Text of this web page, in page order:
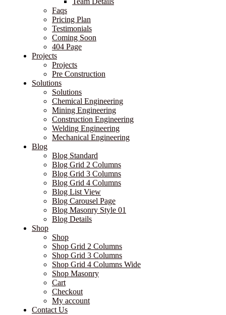
Faqs
Pricing Plan
Testimonials
Coming Soon
404 Page
Projects
Projects
Pre Construction
Solutions
Solutions
Chemical Engineering
Mining Engineering
Construction Engineering
Welding Engineering
Mechanical Engineering
Blog
Blog Standard
Blog Grid 2 Columns
Blog Grid 3 Columns
Blog Grid 4 Columns
Blog List View
Blog Carousel Page
Blog Masonry Style 01
Blog Details
Shop
Shop
Shop Grid 2 Columns
Shop Grid 3 Columns
Shop Grid 4 Columns Wide
Shop Masonry
Cart
Checkout
My account
Contact Us